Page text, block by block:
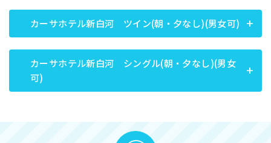
カーサホテル新白河 ツイン(朝・夕なし)(男女可)
カーサホテル新白河 シングル(朝・夕なし)(男女
可)